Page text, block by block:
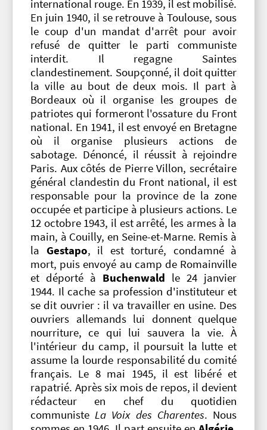
international rouge. En 1939, il est mobilisé.
En juin 1940, il se retrouve à Toulouse, sous
le coup d'un mandat d'arrêt pour avoir
refusé de quitter le parti communiste
interdit. Il regagne Saintes
clandestinement. Soupçonné, il doit quitter
la ville au bout de deux mois. Il part à
Bordeaux où il organise les groupes de
patriotes qui formeront l'ossature du Front
national. En 1941, il est envoyé en Bretagne
où il organise plusieurs actions de
sabotage. Dénoncé, il réussit à rejoindre
Paris. Aux côtés de Pierre Villon, secrétaire
général clandestin du Front national, il est
responsable pour la province de la zone
occupée et participe à plusieurs actions. Le
12 octobre 1943, il est arrêté, les armes à la
main, à Couilly, en Seine-et-Marne. Remis à
la Gestapo, il est torturé, condamné à
mort, puis envoyé au camp de Romainville
et déporté à Buchenwald le 24 janvier
1944. Il cache sa profession d'instituteur et
se dit ouvrier : il va travailler en usine. Des
ouvriers allemands lui donnent quelque
nourriture, ce qui lui sauvera la vie. À
l'intérieur du camp, il poursuit la lutte et
assume la lourde responsabilité du comité
français. Le 8 mai 1945, il est libéré et
rapatrié. Après six mois de repos, il devient
rédacteur en chef du quotidien
communisteLa Voix des Charentes. Nous